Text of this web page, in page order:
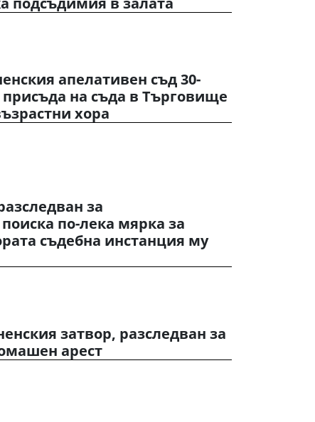
апелативен съд 30-
на съда в Търговище
хора
за
по-лека мярка за
съдебна инстанция му
затвор, разследван за
арест